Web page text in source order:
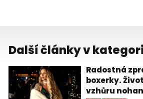
Další články v
Radostná
boxerky.
vzhůru